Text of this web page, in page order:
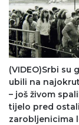
(VIDEO)Srbi su
ubili na
– još živom
tijelo pred
zarobljenicima